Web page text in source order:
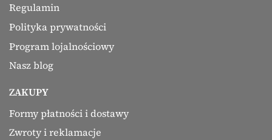
Regulamin
Polityka prywatności
Program lojalnościowy
Nasz blog
ZAKUPY
Formy płatności i dostawy
Zwroty i reklamacje